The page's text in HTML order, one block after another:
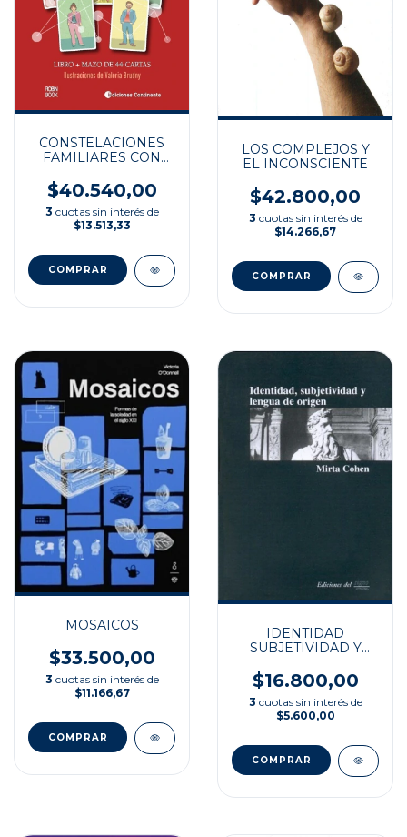
CONSTELACIONES
FAMILIARES CON
$40.540,00
3 cuotas sin interés de
$13.513,33
LOS COMPLEJOS Y
EL INCONSCIENTE
$42.800,00
3 cuotas sin interés de
$14.266,67
MOSAICOS
$33.500,00
3 cuotas sin interés de
$11.166,67
IDENTIDAD
SUBJETIVIDAD Y
$16.800,00
3 cuotas sin interés de
$5.600,00